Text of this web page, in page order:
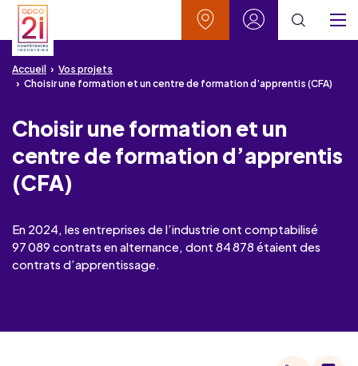
Aller au contenu
Aller à la recherche
Aller au menu
Aller au pied de page
Accueil
Vos projets
Choisir une formation et un centre de formation d’apprentis (CFA)
Choisir une formation et un
centre de formation d’apprentis
(CFA)
En 2024, les entreprises de l’industrie ont comptabilisé
97 089 contrats en alternance, dont 84 878 étaient des
contrats d’apprentissage.